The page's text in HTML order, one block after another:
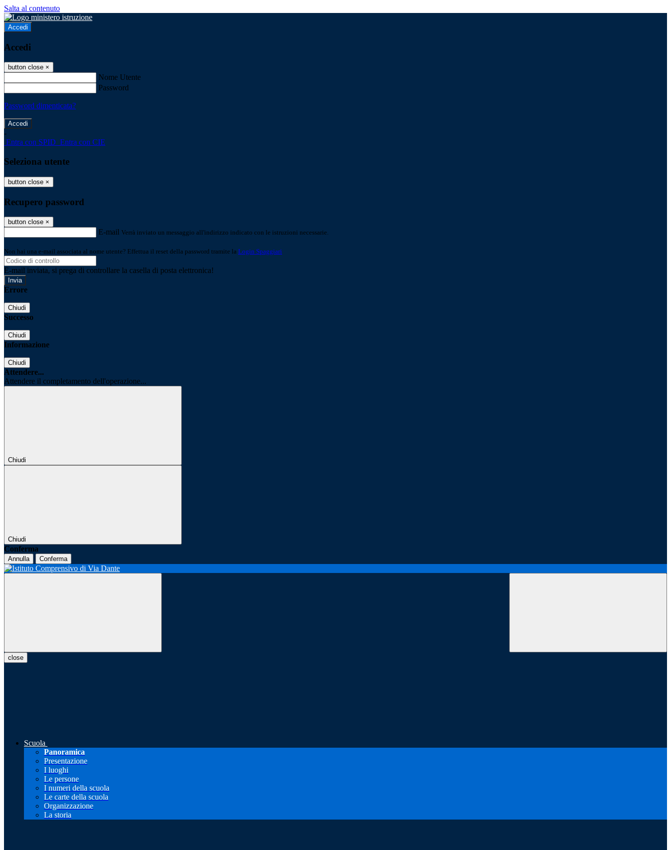
Salta al contenuto
Accedi
Accedi
button close ×
Nome Utente
Password
Password dimenticata?
-
Entra con SPID Entra con CIE
Seleziona utente
button close ×
Recupero password
button close ×
E-mail Verrà inviato un messaggio all'indirizzo indicato con le istruzioni necessarie.
Non hai una e-mail associata al nome utente? Effettua il reset della password tramite la Login Spaggiari
E-mail inviata, si prega di controllare la casella di posta elettronica!
Errore
Chiudi
Successo
Chiudi
Informazione
Chiudi
Attendere...
Attendere il completamento dell'operazione...
Chiudi
Chiudi
Conferma
Annulla Conferma
close
Scuola
Panoramica
Presentazione
I luoghi
Le persone
I numeri della scuola
Le carte della scuola
Organizzazione
La storia